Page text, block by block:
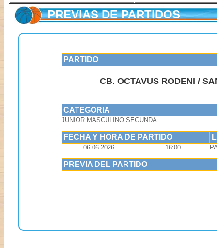
PREVIAS DE PARTIDOS
PARTIDO
CB. OCTAVUS RODENI /
CATEGORIA
JUNIOR MASCULINO SEGUNDA
FECHA Y HORA DE PARTIDO
06-06-2026 16:00
PREVIA DEL PARTIDO